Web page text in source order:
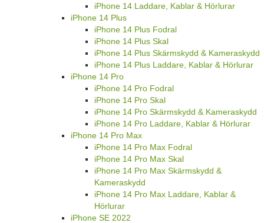
iPhone 14 Laddare, Kablar & Hörlurar
iPhone 14 Plus
iPhone 14 Plus Fodral
iPhone 14 Plus Skal
iPhone 14 Plus Skärmskydd & Kameraskydd
iPhone 14 Plus Laddare, Kablar & Hörlurar
iPhone 14 Pro
iPhone 14 Pro Fodral
iPhone 14 Pro Skal
iPhone 14 Pro Skärmskydd & Kameraskydd
iPhone 14 Pro Laddare, Kablar & Hörlurar
iPhone 14 Pro Max
iPhone 14 Pro Max Fodral
iPhone 14 Pro Max Skal
iPhone 14 Pro Max Skärmskydd &
Kameraskydd
iPhone 14 Pro Max Laddare, Kablar &
Hörlurar
iPhone SE 2022